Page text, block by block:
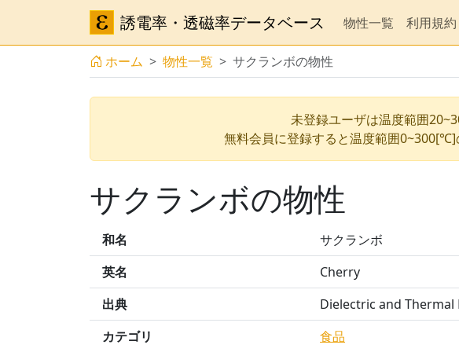
誘電率・透磁率データベース 物性一覧 利用規約
ホーム 物性一覧 サクランボの物性
未登録ユーザは温度範囲
無料会員に登録すると温度範囲
サクランボの物性
和名
サクランボ
英名
Cherry
出典
Dielectric and Thermal
カテゴリ
食品